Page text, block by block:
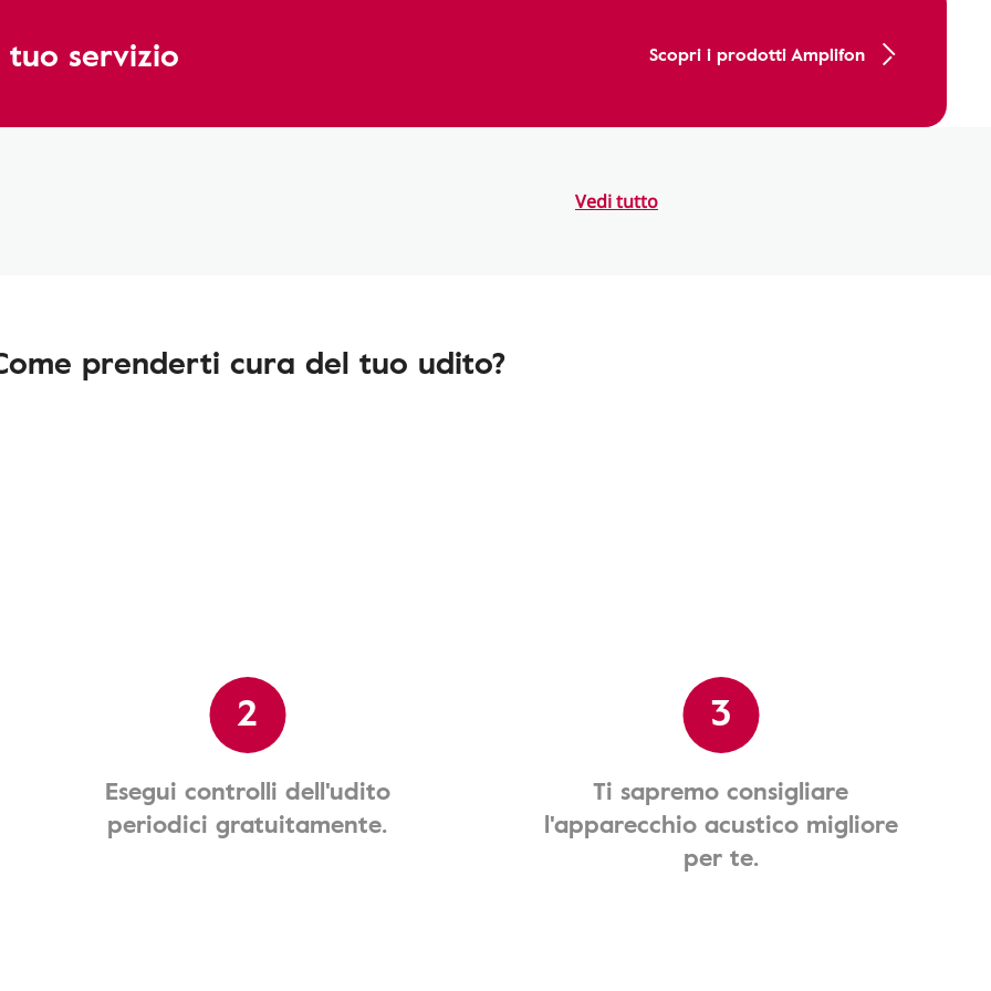
servizio Scopri i prodotti Amplifon
Vedi tutto
prenderti cura del tuo udito?
2
Esegui controlli dell'udito
periodici gratuitamente.
3
Ti sapremo consigliare
l'apparecchio acustico migliore
per te.